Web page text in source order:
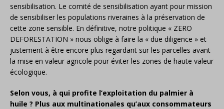
sensibilisation. Le comité de sensibilisation ayant pour mission
de sensibiliser les populations riveraines à la préservation de
cette zone sensible. En définitive, notre politique « ZERO
DEFORESTATION » nous oblige à faire la « due diligence » et
justement à être encore plus regardant sur les parcelles avant
la mise en valeur agricole pour éviter les zones de haute valeur
écologique.
Selon vous, à qui profite l’exploitation du palmier à
huile ? Plus aux multinationales qu’aux consommateurs